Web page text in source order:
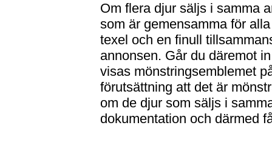
Om flera djur säljs i samma
som är gemensamma för
texel och en finull
annonsen. Går du däremot
visas mönstringsemblemet
förutsättning att det är
om de djur som säljs i
dokumentation och därmed